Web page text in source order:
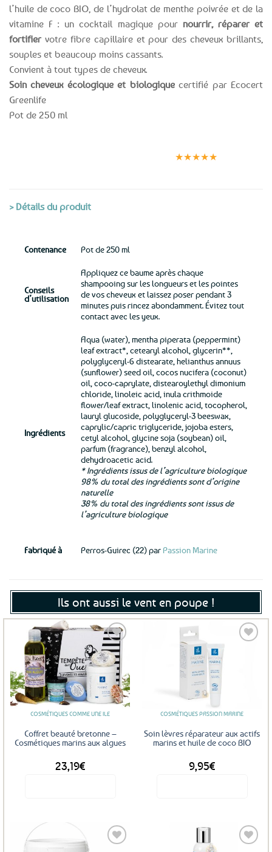
l’huile de coco BIO, de l’hydrolat de menthe poivrée et de la
vitamine F : un cocktail magique pour nourrir, réparer et
fortifier votre fibre capillaire et pour des cheveux brillants,
souples et beaucoup moins cassants.
Convient à tout types de cheveux.
Soin cheveux écologique et biologiquecertifié par Ecocert
Greenlife
Pot de 250 ml
★★★★★
> Détails du produit
Contenance Pot de 250 ml
Conseils
d’utilisation
Appliquez ce baume après chaque
shampooing sur les longueurs et les pointes
de vos cheveux et laissez poser pendant 3
minutes puis rincez abondamment. Évitez tout
contact avec les yeux.
Ingrédients
Aqua (water), mentha piperata (peppermint)
leaf extract*, cetearyl alcohol, glycerin**,
polyglyceryl-6 distearate, helianthus annuus
(sunflower) seed oil, cocos nucifera (coconut)
oil, coco-caprylate, distearoylethyl dimonium
chloride, linoleic acid, inula crithmoide
flower/leaf extract, linolenic acid, tocopherol,
lauryl glucoside, polyglyceryl-3 beeswax,
caprylic/capric triglyceride, jojoba esters,
cetyl alcohol, glycine soja (soybean) oil,
parfum (fragrance), benzyl alcohol,
dehydroacetic acid.
* Ingrédients issus de l’agriculture biologique
98% du total des ingrédients sont d’origine
naturelle
38% du total des ingrédients sont issus de
l’agriculture biologique
Fabriqué à Perros-Guirec (22) par Passion Marine
Ils ont aussi le vent en poupe !
Ajouter
aux
favoris
COSMÉTIQUES COMME UNE ILE
Coffret beauté bretonne –
Cosmétiques marins aux algues
23,19€
COSMÉTIQUES PASSION MARINE
Soin lèvres réparateur aux actifs
marins et huile de coco BIO
9,95€